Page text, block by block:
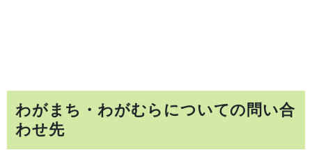
わがまち・わがむらについての問い合
わせ先